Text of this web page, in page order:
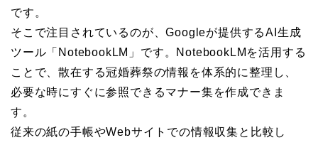
です。
そこで注目されているのが、Googleが提供するAI生成
ツール「NotebookLM」です。NotebookLMを活用する
ことで、散在する冠婚葬祭の情報を体系的に整理し、
必要な時にすぐに参照できるマナー集を作成できま
す。
従来の紙の手帳やWebサイトでの情報収集と比較し